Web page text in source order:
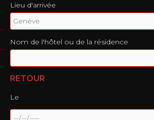
Lieu d'arrivée
Nom de l'hôtel ou de la résidence
RETOUR
Le